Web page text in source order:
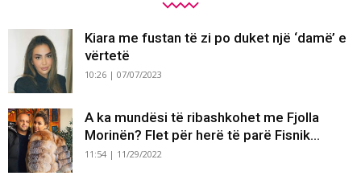
Kiara me fustan të zi po duket një ‘damë’ e
vërtetë
10:26 | 07/07/2023
A ka mundësi të ribashkohet me Fjolla
Morinën? Flet për herë të parë Fisnik...
11:54 | 11/29/2022